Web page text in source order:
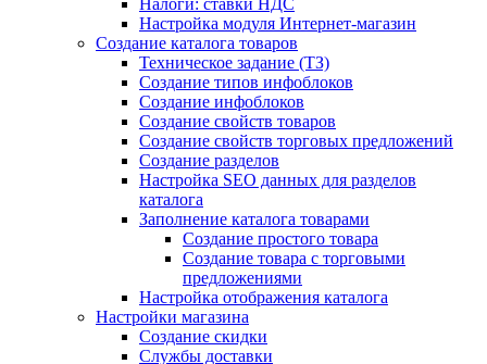
Налоги: ставки НДС
Настройка модуля Интернет-магазин
Создание каталога товаров
Техническое задание (ТЗ)
Создание типов инфоблоков
Создание инфоблоков
Создание свойств товаров
Создание свойств торговых предложений
Создание разделов
Настройка SEO данных для разделов
каталога
Заполнение каталога товарами
Создание простого товара
Создание товара с торговыми
предложениями
Настройка отображения каталога
Настройки магазина
Создание скидки
Службы доставки